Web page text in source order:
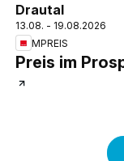
Drautal
13.08. - 19.08.2026
MPREIS
Preis im